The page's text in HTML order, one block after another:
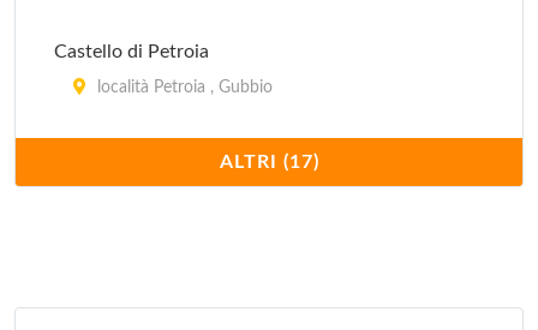
Castello di Petroia
località Petroia , Gubbio
via della Pace 5, Castiglione del Lago
ALTRI (17)